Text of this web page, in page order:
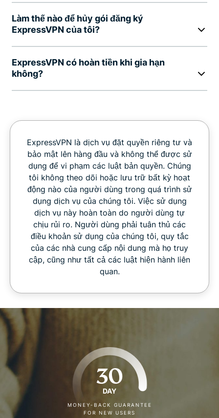
Làm thế nào để hủy gói đăng ký
ExpressVPN của tôi?
ExpressVPN có hoàn tiền khi gia hạn
không?
ExpressVPN là dịch vụ đặt quyền riêng tư và
bảo mật lên hàng đầu và không thể được sử
dụng để vi phạm các luật bản quyền. Chúng
tôi không theo dõi hoặc lưu trữ bất kỳ hoạt
động nào của người dùng trong quá trình sử
dụng dịch vụ của chúng tôi. Việc sử dụng
dịch vụ này hoàn toàn do người dùng tự
chịu rủi ro. Người dùng phải tuân thủ các
điều khoản sử dụng của chúng tôi, quy tắc
của các nhà cung cấp nội dung mà họ truy
cập, cũng như tất cả các luật hiện hành liên
quan.
30
DAY
MONEY-BACK GUARANTEE
FOR NEW USERS